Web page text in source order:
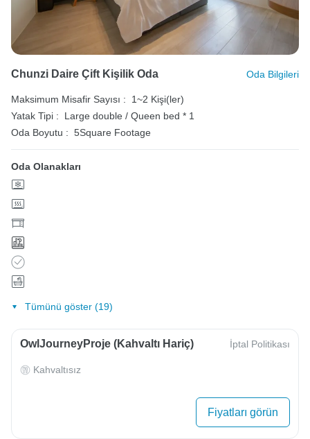
Chunzi Daire Çift Kişilik Oda Oda Bilgileri
Maksimum Misafir Sayısı :
1~2 Kişi(ler)
Yatak Tipi :
Large double / Queen bed * 1
Oda Boyutu : 5Square Footage
Oda Olanakları
Tümünü göster (19)
OwlJourneyProje (Kahvaltı Hariç) İptal Politikası
Kahvaltısız
Fiyatları görün